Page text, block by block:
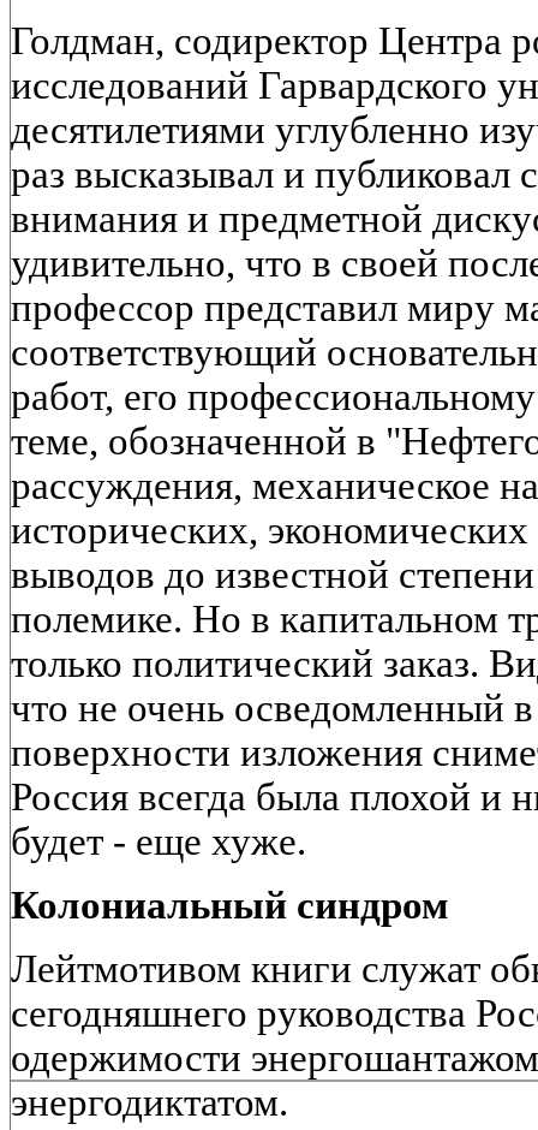
Голдман, содиректор Центра
исследований Гарвардского
десятилетиями углубленно
раз высказывал и публиковал
внимания и предметной
удивительно, что в своей
профессор представил миру
соответствующий
работ, его
теме, обозначенной в
рассуждения, механическое
исторических,
выводов до известной
полемике. Но в капитальном
только политический заказ.
что не очень осведомленный
поверхности изложения
Россия всегда была плохой и
будет - еще хуже.
Колониальный синдром
Лейтмотивом книги служат
сегодняшнего руководства
одержимости
энергодиктатом.